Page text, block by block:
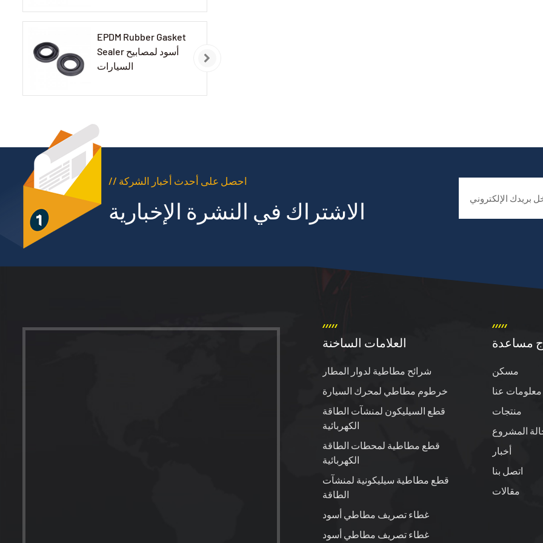
EPDM Rubber Gasket
Sealer أسود لمصابيح
السيارات
// احصل على أحدث أخبار الشركة
الاشتراك في النشرة الإخبارية
العلامات الساخنة
شرائح مطاطية لدوار المطار
خرطوم مطاطي لمحرك السيارة
قطع السيليكون لمنشآت الطاقة
الكهربائية
قطع مطاطية لمحطات الطاقة
الكهربائية
قطع مطاطية سيليكونية لمنشآت
الطاقة
غطاء تصريف مطاطي أسود
غطاء تصريف مطاطي أسود
مساعدة
مسكن
معلومات عنا
منتجات
المشروع
أخبار
اتصل بنا
مقالات